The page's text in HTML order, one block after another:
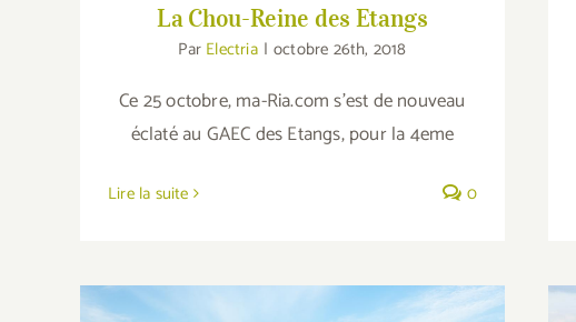
La Chou-Reine des Etangs
Par Electria | octobre 26th, 2018
Ce 25 octobre, ma-Ria.com s'est de nouveau
éclaté au GAEC des Etangs, pour la 4eme
Lire la suite 0